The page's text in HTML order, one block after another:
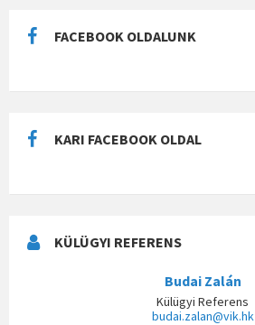
FACEBOOK OLDALUNK
KARI FACEBOOK OLDAL
KÜLÜGYI REFERENS
Budai Zalán
Külügyi Referens
budai.zalan@vik.hk